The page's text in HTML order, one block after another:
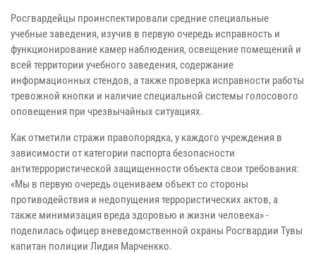
Росгвардейцы проинспектировали средние специальные
учебные заведения, изучив в первую очередь исправность и
функционирование камер наблюдения, освещение помещений и
всей территории учебного заведения, содержание
информационных стендов, а также проверка исправности работы
тревожной кнопки и наличие специальной системы голосового
оповещения при чрезвычайных ситуациях.
Как отметили стражи правопорядка, у каждого учреждения в
зависимости от категории паспорта безопасности
антитеррористической защищенности объекта свои требования:
«Мы в первую очередь оцениваем объект со стороны
противодействия и недопущения террористических актов, а
также минимизация вреда здоровью и жизни человека» -
поделилась офицер вневедомственной охраны Росгвардии Тувы
капитан полиции Лидия Марченкко.